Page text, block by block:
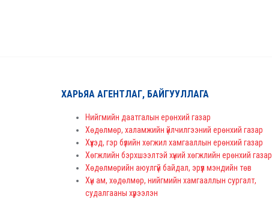
ХАРЬЯА АГЕНТЛАГ, БАЙГУУЛЛАГА
Нийгмийн даатгалын ерөнхий газар
Хөдөлмөр, халамжийн үйлчилгээний ерөнхий газар
Хүүхэд, гэр бүлийн хөгжил хамгааллын ерөнхий газар
Хөгжлийн бэрхшээлтэй хүний хөгжлийн ерөнхий газар
Хөдөлмөрийн аюулгүй байдал, эрүүл мэндийн төв
Хүн ам, хөдөлмөр, нийгмийн хамгааллын сургалт,
судалгааны хүрээлэн